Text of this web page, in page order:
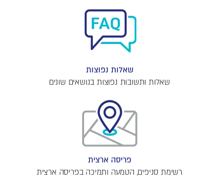
שאלות נפוצות
שאלות ותשובות נפוצות בנושאים שונים
פריסה ארצית
רשימת סניפים, הטמעה ותמיכה בפריסה ארצית